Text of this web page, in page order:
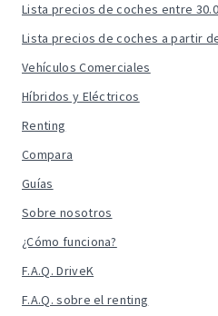
Lista precios de coches entre
Lista precios de coches a partir
Vehículos Comerciales
Híbridos y Eléctricos
Renting
Compara
Guías
Sobre nosotros
¿Cómo funciona?
F.A.Q. DriveK
F.A.Q. sobre el renting